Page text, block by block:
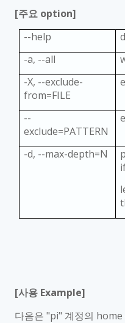
[주요 option]
--help
-a, --all
-X, --exclude-
from=FILE
--
exclude=PATTERN
-d, --max-depth=N
[사용 Example]
다음은 "pi" 계정의